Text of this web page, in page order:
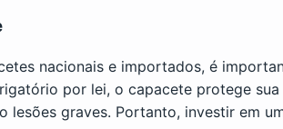
nacionais e importados, é
por lei, o capacete protege
lesões graves. Portanto, investir em